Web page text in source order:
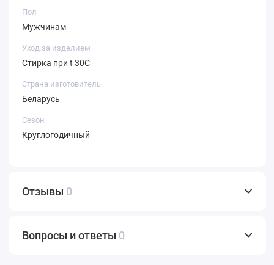
Пол
Мужчинам
Уход за изделием
Стирка при t 30С
Страна изготовитель
Беларусь
Сезон
Круглогодичный
Отзывы 0
Вопросы и ответы 0